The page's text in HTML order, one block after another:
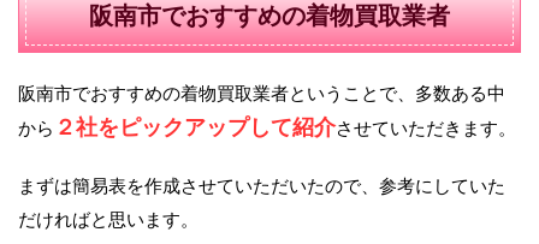
阪南市でおすすめの着物買取業者
阪南市でおすすめの着物買取業者ということで、多数ある中
から ２社をピックアップして紹介させていただきます。
まずは簡易表を作成させていただいたので、参考にしていた
だければと思います。